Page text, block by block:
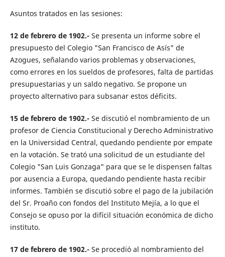
Asuntos tratados en las sesiones:
12 de febrero de 1902.- Se presenta un informe sobre el
presupuesto del Colegio "San Francisco de Asís" de
Azogues, señalando varios problemas y observaciones,
como errores en los sueldos de profesores, falta de partidas
presupuestarias y un saldo negativo. Se propone un
proyecto alternativo para subsanar estos déficits.
15 de febrero de 1902.-Se discutió el nombramiento de un
profesor de Ciencia Constitucional y Derecho Administrativo
en la Universidad Central, quedando pendiente por empate
en la votación. Se trató una solicitud de un estudiante del
Colegio "San Luis Gonzaga" para que se le dispensen faltas
por ausencia a Europa, quedando pendiente hasta recibir
informes. También se discutió sobre el pago de la jubilación
del Sr. Proaño con fondos del Instituto Mejía, a lo que el
Consejo se opuso por la difícil situación económica de dicho
instituto.
17 de febrero de 1902.- Se procedió al nombramiento del